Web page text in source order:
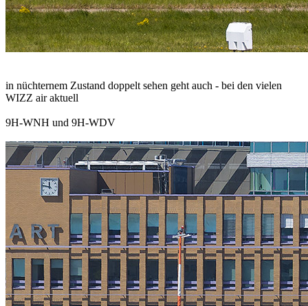
in nüchternem Zustand doppelt sehen geht auch - bei den vielen
WIZZ air aktuell
9H-WNH und 9H-WDV